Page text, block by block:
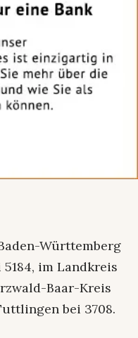
Württemberg
im Landkreis
Baar-Kreis
bei 3708.